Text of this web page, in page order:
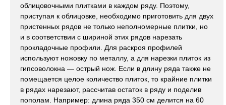
облицовочными плитками в каждом ряду. Поэтому,
приступая к облицовке, необходимо приготовить для двух
пристенных рядов не только неполномерные плитки, но
и в соответствии с шириной этих рядов нарезать
прокладочные профили. Для раскроя профилей
используют ножовку по металлу, а для нарезки плиток из
гипсоволокна — острый нож. Если в длину ряда также не
помещается целое количество плиток, то крайние плитки
в рядах нарезают, рассчитав остаток в ряду и поделив
пополам. Например: длина ряда 350 см делится на 60